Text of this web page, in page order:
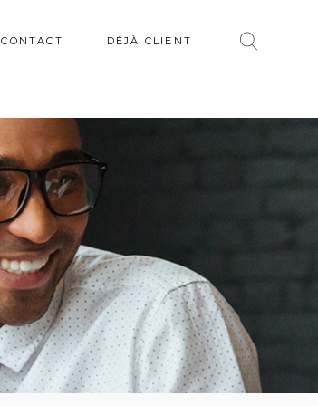
CONTACT DÉJÀ CLIENT